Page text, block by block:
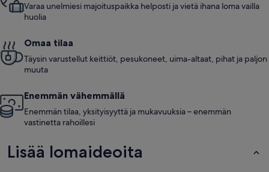
Varaa unelmiesi majoituspaikka helposti ja vietä ihana loma vailla
huolia
Omaa tilaa
Täysin varustellut keittiöt, pesukoneet, uima-altaat, pihat ja paljon
muuta
Enemmän vähemmällä
Enemmän tilaa, yksityisyyttä ja mukavuuksia – enemmän
vastinetta rahoillesi
Lisää lomaideoita